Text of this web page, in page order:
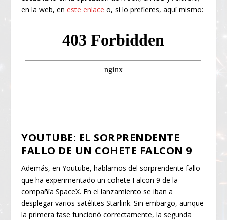
en la web, eneste enlace o, si lo prefieres, aquí mismo:
YOUTUBE: EL SORPRENDENTE
FALLO DE UN COHETE FALCON 9
Además, en Youtube, hablamos del sorprendente fallo
que ha experimentado un cohete Falcon 9 de la
compañía SpaceX. En el lanzamiento se iban a
desplegar varios satélites Starlink. Sin embargo, aunque
la primera fase funcionó correctamente, la segunda